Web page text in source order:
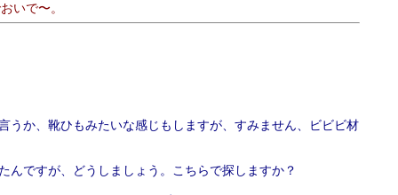
いで〜。
うか、靴ひもみたいな感じもしますが、すみません、ビビビ材
ですが、どうしましょう。こちらで探しますか？